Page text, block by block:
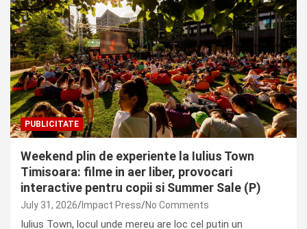
PUBLICITATE
Weekend plin de experiente la Iulius Town
Timisoara: filme in aer liber, provocari
interactive pentru copii si Summer Sale (P)
July 31, 2026 Impact Press No Comments
Iulius Town, locul unde mereu are loc cel putin un